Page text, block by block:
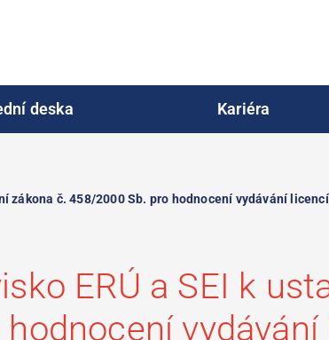
deska Kariéra
zákona č. 458/2000 Sb. pro hodnocení vydávání
ERÚ a SEI k